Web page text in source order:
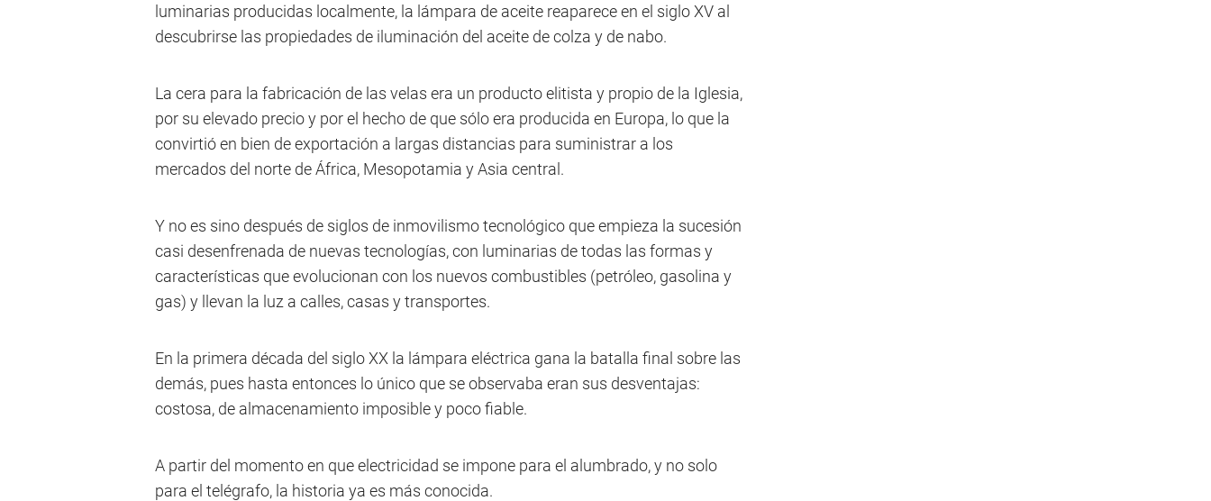
luminarias producidas localmente, la lámpara de aceite reaparece en el siglo XV al
descubrirse las propiedades de iluminación del aceite de colza y de nabo.
La cera para la fabricación de las velas era un producto elitista y propio de la Iglesia,
por su elevado precio y por el hecho de que sólo era producida en Europa, lo que la
convirtió en bien de exportación a largas distancias para suministrar a los
mercados del norte de África, Mesopotamia y Asia central.
Y no es sino después de siglos de inmovilismo tecnológico que empieza la sucesión
casi desenfrenada de nuevas tecnologías, con luminarias de todas las formas y
características que evolucionan con los nuevos combustibles (petróleo, gasolina y
gas) y llevan la luz a calles, casas y transportes.
En la primera década del siglo XX la lámpara eléctrica gana la batalla final sobre las
demás, pues hasta entonces lo único que se observaba eran sus desventajas:
costosa, de almacenamiento imposible y poco fiable.
A partir del momento en que electricidad se impone para el alumbrado, y no solo
para el telégrafo, la historia ya es más conocida.